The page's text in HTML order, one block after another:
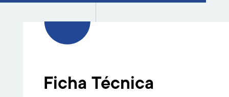
Ficha Técnica